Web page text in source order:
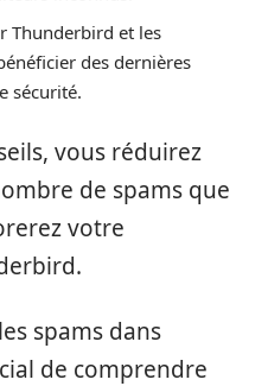
Thunderbird et les
des dernières
sécurité.
vous réduirez
de spams que
votre
spams dans
de comprendre